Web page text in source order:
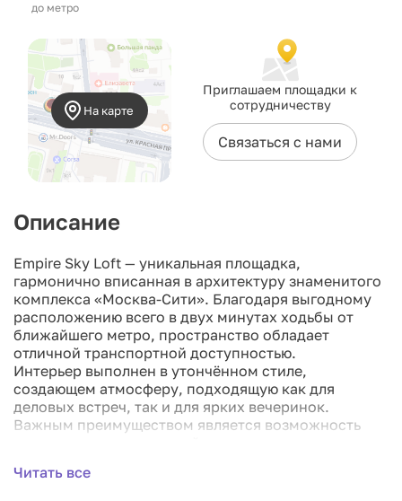
до метро
На карте
Приглашаем площадки к
сотрудничеству
Связаться с нами
Описание
Empire Sky Loft — уникальная площадка,
гармонично вписанная в архитектуру знаменитого
комплекса «Москва-Сити». Благодаря выгодному
расположению всего в двух минутах ходьбы от
ближайшего метро, пространство обладает
отличной транспортной доступностью.
Интерьер выполнен в утончённом стиле,
создающем атмосферу, подходящую как для
деловых встреч, так и для ярких вечеринок.
Важным преимуществом является возможность
— это особенно ценно для событий с насыщенной
Читать все